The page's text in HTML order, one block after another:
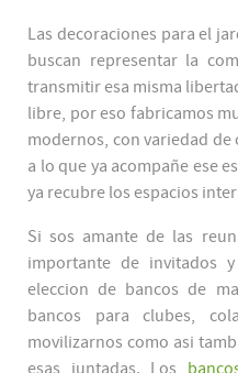
Las decoraciones para el
buscan representar la
transmitir esa misma
libre, por eso fabricamos
modernos, con variedad
a lo que ya acompañe ese
ya recubre los espacios
Si sos amante de las
importante de invitados
eleccion de bancos de
bancos para clubes,
movilizarnos como asi
esas juntadas. Los